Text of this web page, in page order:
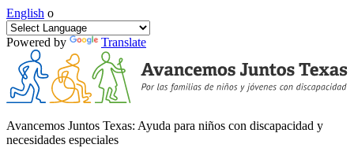
English o
Powered by Translate
Avancemos Juntos Texas: Ayuda para niños con discapacidad y
necesidades especiales